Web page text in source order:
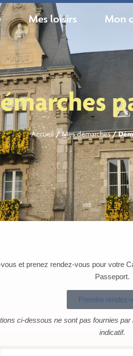
Mes loisirs Mon
Accueil/Mes démarches/
et prenez rendez-vous pour votre
Passeport.
Prendre rendez-
ci-dessous ne sont pas fournies
indicatif.